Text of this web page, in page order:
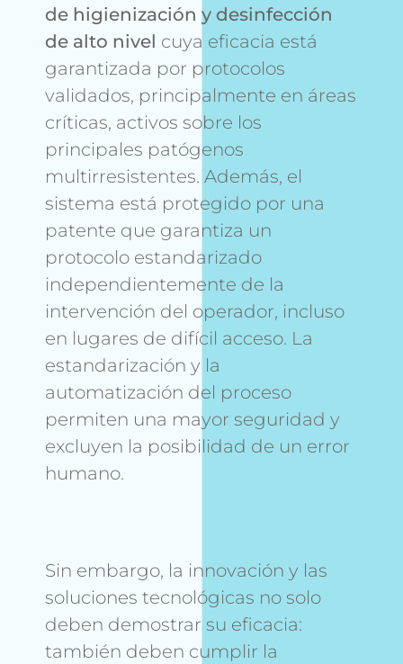
de higienización y desinfección
de alto nivel cuya eficacia está
garantizada por protocolos
validados, principalmente en áreas
críticas, activos sobre los
principales patógenos
multirresistentes. Además, el
sistema está protegido por una
patente que garantiza un
protocolo estandarizado
independientemente de la
intervención del operador, incluso
en lugares de difícil acceso. La
estandarización y la
automatización del proceso
permiten una mayor seguridad y
excluyen la posibilidad de un error
humano.
Sin embargo, la innovación y las
soluciones tecnológicas no solo
deben demostrar su eficacia:
también deben cumplir la